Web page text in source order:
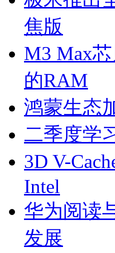
焦版
M3 Max
的RAM
鸿蒙生态
二季度学
3D V-
Intel
华为阅读
发展